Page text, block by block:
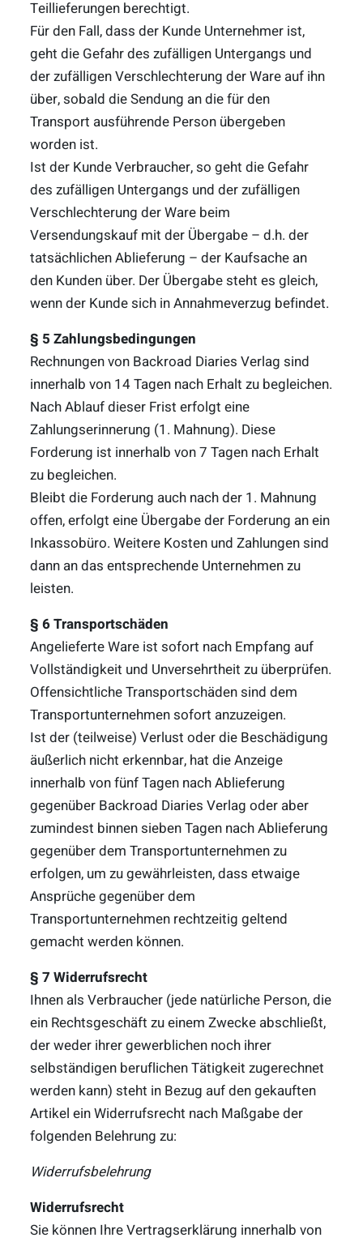
Teillieferungen berechtigt.
Für den Fall, dass der Kunde Unternehmer ist,
geht die Gefahr des zufälligen Untergangs und
der zufälligen Verschlechterung der Ware auf ihn
über, sobald die Sendung an die für den
Transport ausführende Person übergeben
worden ist.
Ist der Kunde Verbraucher, so geht die Gefahr
des zufälligen Untergangs und der zufälligen
Verschlechterung der Ware beim
Versendungskauf mit der Übergabe – d.h. der
tatsächlichen Ablieferung – der Kaufsache an
den Kunden über. Der Übergabe steht es gleich,
wenn der Kunde sich in Annahmeverzug befindet.
§ 5 Zahlungsbedingungen
Rechnungen von Backroad Diaries Verlag sind
innerhalb von 14 Tagen nach Erhalt zu begleichen.
Nach Ablauf dieser Frist erfolgt eine
Zahlungserinnerung (1. Mahnung). Diese
Forderung ist innerhalb von 7 Tagen nach Erhalt
zu begleichen.
Bleibt die Forderung auch nach der 1. Mahnung
offen, erfolgt eine Übergabe der Forderung an ein
Inkassobüro. Weitere Kosten und Zahlungen sind
dann an das entsprechende Unternehmen zu
leisten.
§ 6 Transportschäden
Angelieferte Ware ist sofort nach Empfang auf
Vollständigkeit und Unversehrtheit zu überprüfen.
Offensichtliche Transportschäden sind dem
Transportunternehmen sofort anzuzeigen.
Ist der (teilweise) Verlust oder die Beschädigung
äußerlich nicht erkennbar, hat die Anzeige
innerhalb von fünf Tagen nach Ablieferung
gegenüber Backroad Diaries Verlag oder aber
zumindest binnen sieben Tagen nach Ablieferung
gegenüber dem Transportunternehmen zu
erfolgen, um zu gewährleisten, dass etwaige
Ansprüche gegenüber dem
Transportunternehmen rechtzeitig geltend
gemacht werden können.
§ 7 Widerrufsrecht
Ihnen als Verbraucher (jede natürliche Person, die
ein Rechtsgeschäft zu einem Zwecke abschließt,
der weder ihrer gewerblichen noch ihrer
selbständigen beruflichen Tätigkeit zugerechnet
werden kann) steht in Bezug auf den gekauften
Artikel ein Widerrufsrecht nach Maßgabe der
folgenden Belehrung zu:
Widerrufsbelehrung
Widerrufsrecht
Sie können Ihre Vertragserklärung innerhalb von